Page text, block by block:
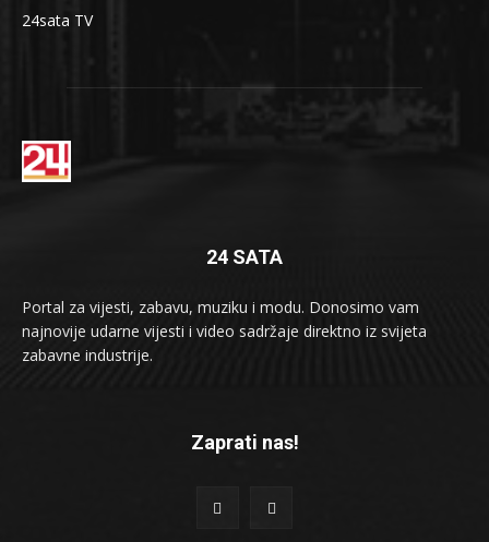
24sata TV
24 SATA
Portal za vijesti, zabavu, muziku i modu. Donosimo vam
najnovije udarne vijesti i video sadržaje direktno iz svijeta
zabavne industrije.
Zaprati nas!